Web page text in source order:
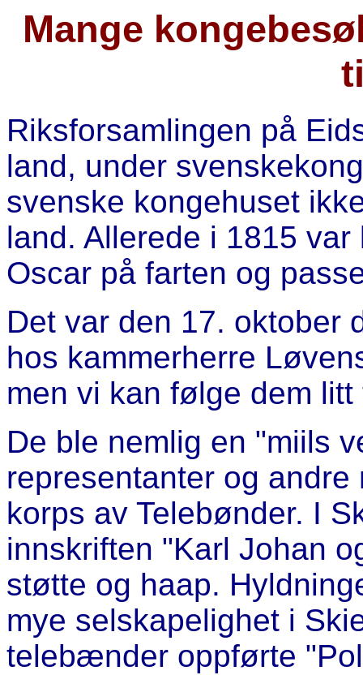
Mange
Riksforsamlingen på
land, under
svenske kongehuset
land. Allerede i 1815
Oscar på farten og
Det var den 17. oktober
hos kammerherre
men vi kan følge dem
De ble nemlig en "miils
representanter og
korps av Telebønder. I
innskriften "Karl Johan
støtte og haap.
mye selskapelighet i
telebænder oppførte